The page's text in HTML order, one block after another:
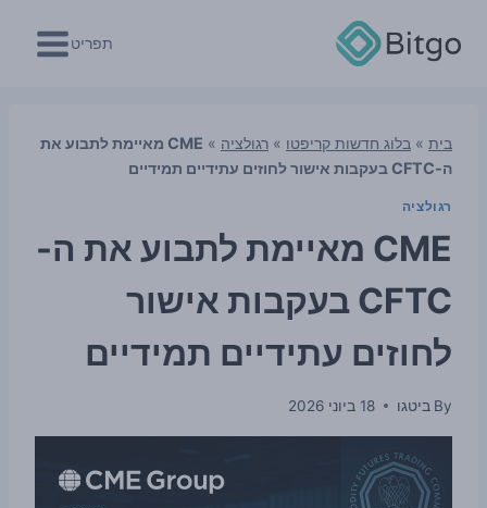
תפריט
בית » בלוג חדשות קריפטו » רגולציה »
CME מאיימת לתבוע את
ה-CFTC בעקבות אישור לחוזים עתידיים תמידיים
רגולציה
CME מאיימת לתבוע את ה-
CFTC בעקבות אישור
לחוזים עתידיים תמידיים
By ביטגו 18 ביוני 2026